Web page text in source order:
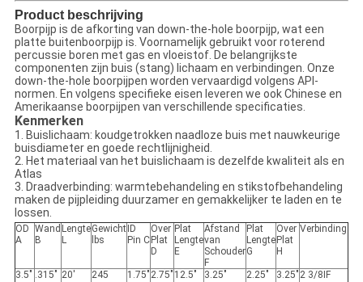
Product beschrijving
Boorpijp is de afkorting van down-the-hole boorpijp, wat een
platte buitenboorpijp is. Voornamelijk gebruikt voor roterend
percussie boren met gas en vloeistof. De belangrijkste
componenten zijn buis (stang) lichaam en verbindingen. Onze
down-the-hole boorpijpen worden vervaardigd volgens API-
normen. En volgens specifieke eisen leveren we ook Chinese en
Amerikaanse boorpijpen van verschillende specificaties.
Kenmerken
1. Buislichaam: koudgetrokken naadloze buis met nauwkeurige
buisdiameter en goede rechtlijnigheid.
2. Het materiaal van het buislichaam is dezelfde kwaliteit als en
Atlas
3. Draadverbinding: warmtebehandeling en stikstofbehandeling
maken de pijpleiding duurzamer en gemakkelijker te laden en te
lossen.
OD
A
Wand
B
Lengte
L
Gewicht
lbs
ID
Pin C
Over
Plat
D
Plat
Lengte
E
Afstand
van
Schouder
F
Plat
Lengte
G
Over
Plat
H
Verbinding
3.5" .315" 20' 245 1.75" 2.75" 12.5" 3.25" 2.25" 3.25" 2 3/8IF